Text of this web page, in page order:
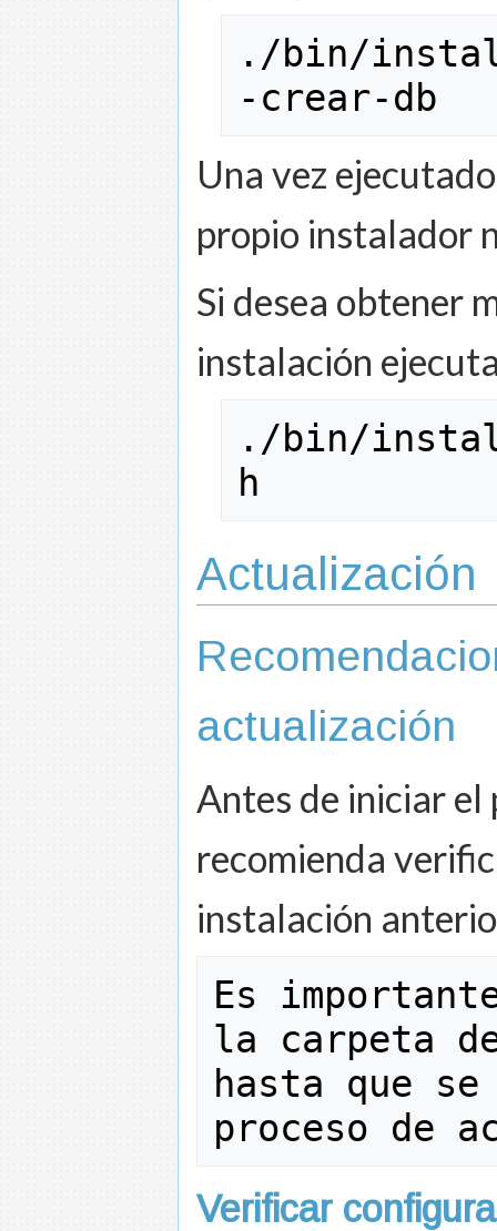
. /bin/
-crear-db
Una vez
propio instalador
Si desea obtener
instalación
. /bin/
h
Actualización
actualización
Antes de iniciar el
recomienda
instalación
Es
la carpeta
hasta que
proceso de
Verificar